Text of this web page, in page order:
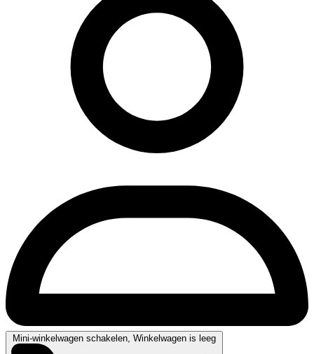
Mini-winkelwagen schakelen, Winkelwagen is leeg